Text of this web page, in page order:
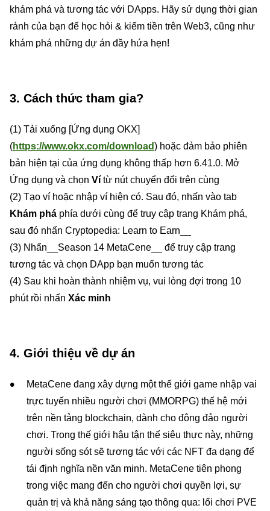
khám phá và tương tác với DApps. Hãy sử dụng thời gian
rảnh của bạn để học hỏi & kiếm tiền trên Web3, cũng như
khám phá những dự án đầy hứa hẹn!
3. Cách thức tham gia?
(1) Tải xuống [Ứng dụng OKX]
(https://www.okx.com/download) hoặc đảm bảo phiên
bản hiện tại của ứng dụng không thấp hơn 6.41.0. Mở
Ứng dụng và chọn Ví từ nút chuyển đổi trên cùng
(2) Tạo ví hoặc nhập ví hiện có. Sau đó, nhấn vào tab
Khám phá phía dưới cùng để truy cập trang Khám phá,
sau đó nhấn Cryptopedia: Learn to Earn__
(3) Nhấn__Season 14 MetaCene__ để truy cập trang
tương tác và chọn DApp bạn muốn tương tác
(4) Sau khi hoàn thành nhiệm vụ, vui lòng đợi trong 10
phút rồi nhấn Xác minh
4. Giới thiệu về dự án
MetaCene đang xây dựng một thế giới game nhập vai
trực tuyến nhiều người chơi (MMORPG) thế hệ mới
trên nền tảng blockchain, dành cho đông đảo người
chơi. Trong thế giới hậu tận thế siêu thực này, những
người sống sót sẽ tương tác với các NFT đa dạng để
tái định nghĩa nền văn minh. MetaCene tiên phong
trong việc mang đến cho người chơi quyền lợi, sự
quản trị và khả năng sáng tạo thông qua: lối chơi PVE